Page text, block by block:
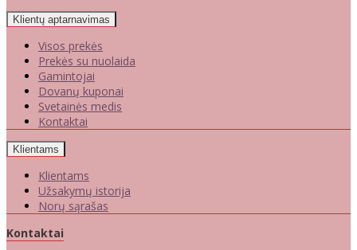
Klientų aptarnavimas
Visos prekės
Prekės su nuolaida
Gamintojai
Dovanų kuponai
Svetainės medis
Kontaktai
Klientams
Klientams
Užsakymų istorija
Norų sąrašas
Kontaktai